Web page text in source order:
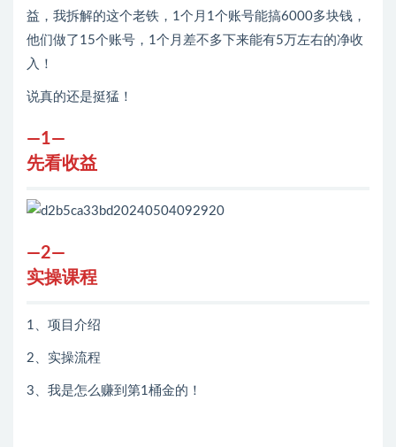
益，我拆解的这个老铁，1个月1个账号能搞6000多块钱，
他们做了15个账号，1个月差不多下来能有5万左右的净收
入！
说真的还是挺猛！
—1—
先看收益
—2—
实操课程
1、项目介绍
2、实操流程
3、我是怎么赚到第1桶金的！